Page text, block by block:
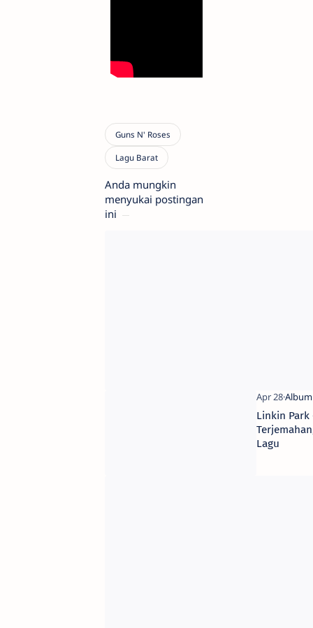
Anda mungkin
menyukai postingan
ini
Linkin Park
Lagu